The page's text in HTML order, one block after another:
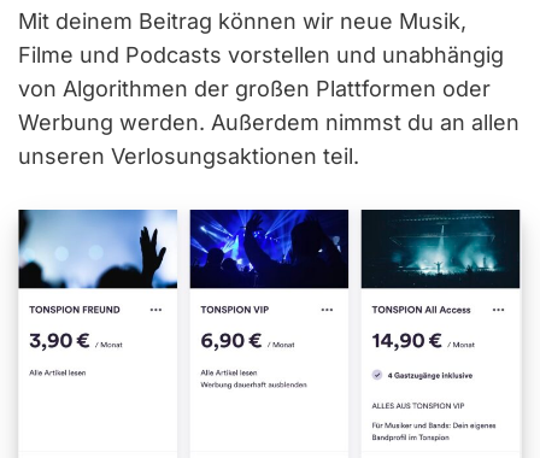
Mit deinem Beitrag können wir neue Musik,
Filme und Podcasts vorstellen und unabhängig
von Algorithmen der großen Plattformen oder
Werbung werden. Außerdem nimmst du an allen
unseren Verlosungsaktionen teil.